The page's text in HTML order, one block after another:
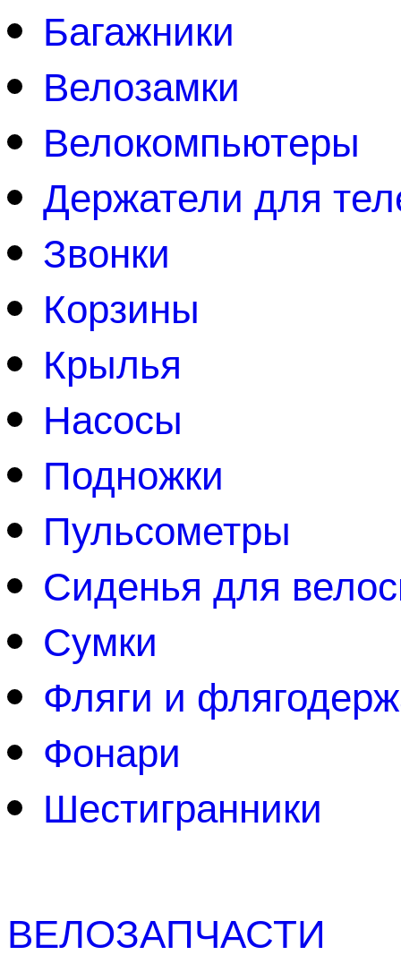
Багажники
Велозамки
Велокомпьютеры
Держатели для
Звонки
Корзины
Крылья
Насосы
Подножки
Пульсометры
Сиденья для
Сумки
Фляги и
Фонари
Шестигранники
ВЕЛОЗАПЧАСТИ